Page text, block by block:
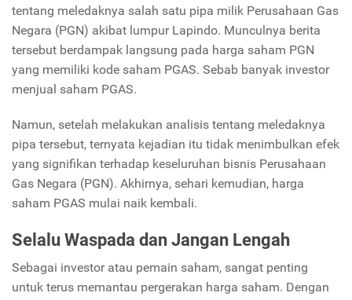
tentang meledaknya salah satu pipa milik Perusahaan Gas
Negara (PGN) akibat lumpur Lapindo. Munculnya berita
tersebut berdampak langsung pada harga saham PGN
yang memiliki kode saham PGAS. Sebab banyak investor
menjual saham PGAS.
Namun, setelah melakukan analisis tentang meledaknya
pipa tersebut, ternyata kejadian itu tidak menimbulkan efek
yang signifikan terhadap keseluruhan bisnis Perusahaan
Gas Negara (PGN). Akhirnya, sehari kemudian, harga
saham PGAS mulai naik kembali.
Selalu Waspada dan Jangan Lengah
Sebagai investor atau pemain saham, sangat penting
untuk terus memantau pergerakan harga saham. Dengan